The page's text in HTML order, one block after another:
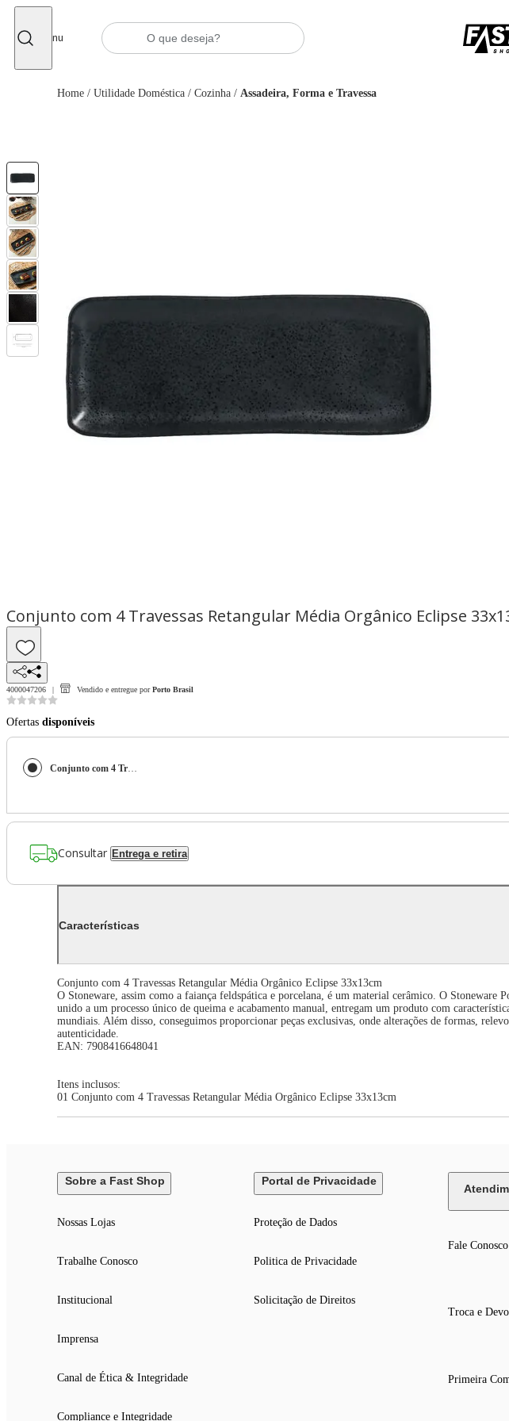
Menu
Home / Utilidade Doméstica / Cozinha / Assadeira, Forma e Travessa
Conjunto com 4 Travessas Retangular Média Orgânico Eclipse
4000047206 Vendido e entregue por Porto Brasil
Ofertas disponíveis
Conjunto com 4 Travessas Retangular Média Orgânico Eclipse 33x13cm
Consultar Entrega e retira
Características
Conjunto com 4 Travessas Retangular Média Orgânico Eclipse 33x13cm
O Stoneware, assim como a faiança feldspática e porcelana, é um material cerâmico. O
unido a um processo único de queima e acabamento manual, entregam um produto com
mundiais. Além disso, conseguimos proporcionar peças exclusivas, onde alterações de formas,
autenticidade.
EAN: 7908416648041
Itens inclusos:
01 Conjunto com 4 Travessas Retangular Média Orgânico Eclipse 33x13cm
Sobre a Fast Shop
Nossas Lojas
Trabalhe Conosco
Institucional
Imprensa
Canal de Ética & Integridade
Compliance e Integridade
Portal de Privacidade
Proteção de Dados
Politica de Privacidade
Solicitação de Direitos
Fale Conosco
Troca e
Primeira